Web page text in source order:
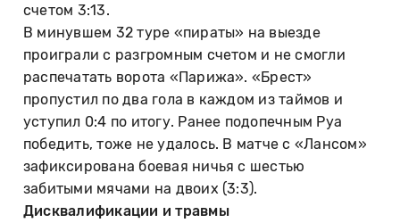
счетом 3:13.
В минувшем 32 туре «пираты» на выезде
проиграли с разгромным счетом и не смогли
распечатать ворота «Парижа». «Брест»
пропустил по два гола в каждом из таймов и
уступил 0:4 по итогу. Ранее подопечным Руа
победить, тоже не удалось. В матче с «Лансом»
зафиксирована боевая ничья с шестью
забитыми мячами на двоих (3:3).
Дисквалификации и травмы